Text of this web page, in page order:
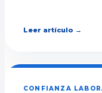
Leer artículo →
CONFIANZA